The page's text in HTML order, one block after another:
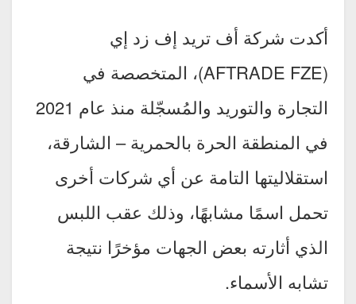
أكدت شركة أف تريد إف زد إي
(AFTRADE FZE)، المتخصصة في
التجارة والتوريد والمُسجّلة منذ عام 2021
في المنطقة الحرة بالحمرية – الشارقة،
استقلاليتها التامة عن أي شركات أخرى
تحمل اسمًا مشابهًا، وذلك عقب اللبس
الذي أثارته بعض الجهات مؤخرًا نتيجة
تشابه الأسماء.